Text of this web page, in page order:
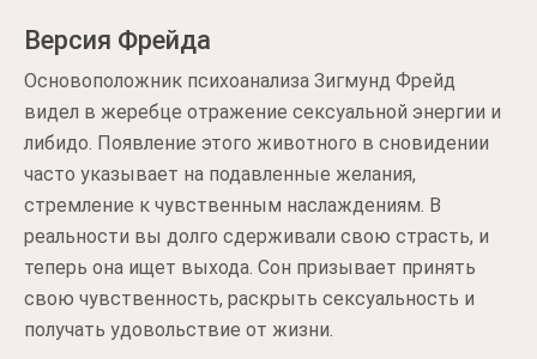
Версия Фрейда
Основоположник психоанализа Зигмунд Фрейд
видел в жеребце отражение сексуальной энергии и
либидо. Появление этого животного в сновидении
часто указывает на подавленные желания,
стремление к чувственным наслаждениям. В
реальности вы долго сдерживали свою страсть, и
теперь она ищет выхода. Сон призывает принять
свою чувственность, раскрыть сексуальность и
получать удовольствие от жизни.